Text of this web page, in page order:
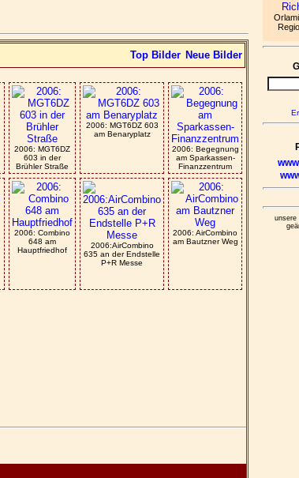
Top Bilder Neue Bilder
2006: MGT6DZ
603 in der
Brühler Straße
2006: MGT6DZ 603
am Benaryplatz
2006: Begegnung
am Sparkassen-
Finanzzentrum
2006: Combino
648 am
Hauptfriedhof
2006:AirCombino
635 an der Endstelle
P+R Messe
2006: AirCombino
am Bautzner Weg
unsere